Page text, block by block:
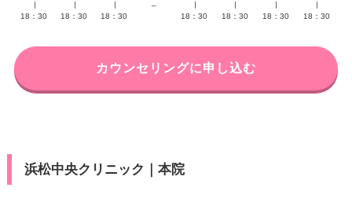
18：30
18：30
18：30
–
18：30
18：30
18：30
18：30
カウンセリングに申し込む
浜松中央クリニック｜本院